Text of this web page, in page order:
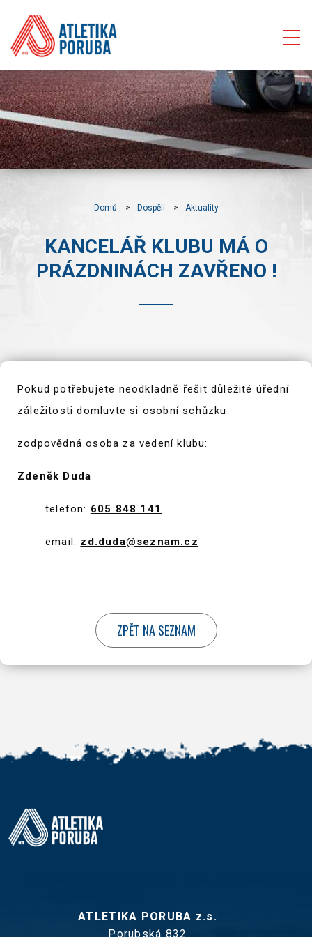
Domů Dospělí Aktuality
KANCELÁŘ KLUBU MÁ O
PRÁZDNINÁCH ZAVŘENO !
Pokud potřebujete neodkladně řešit důležité úřední
záležitosti domluvte si osobní schůzku.
zodpovědná osoba za vedení klubu:
Zdeněk Duda
telefon: 605 848 141
email: zd.duda@seznam.cz
ATLETIKA PORUBA z.s.
Porubská 832